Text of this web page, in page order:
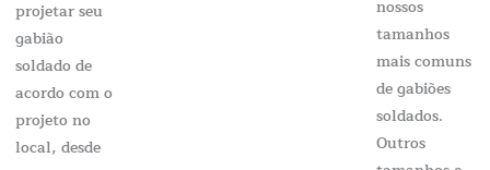
projetar seu
gabião
soldado de
acordo com o
projeto no
local, desde
nossos
tamanhos
mais comuns
de gabiões
soldados.
Outros